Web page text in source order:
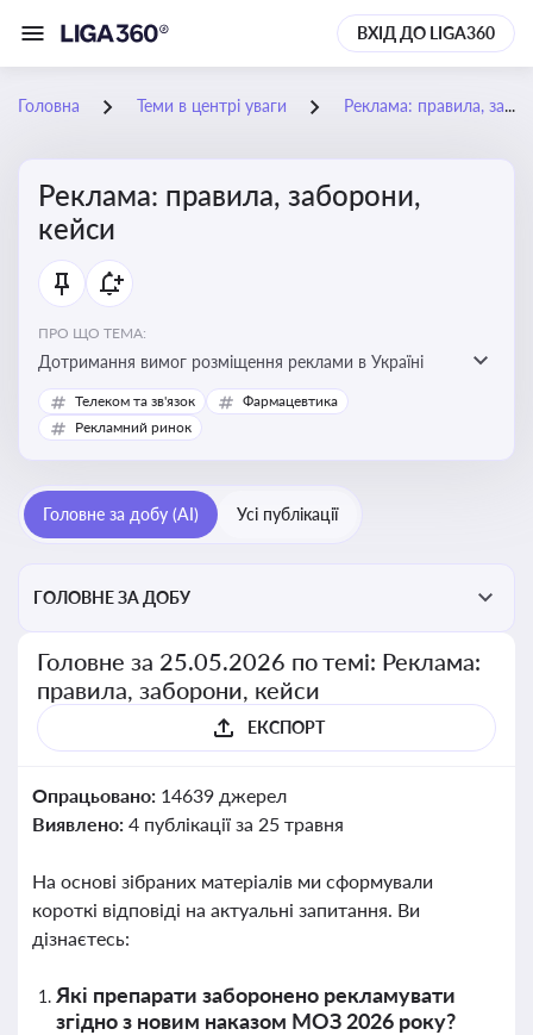
ВХІД ДО LIGA360
Головна Теми в центрі уваги Реклама: правила, заборони, кейси
Реклама: правила, заборони,
кейси
ПРО ЩО ТЕМА:
Дотримання вимог розміщення реклами в Україні
Телеком та зв'язок
Фармацевтика
Рекламний ринок
Головне за добу (AI) Усі публікації
ГОЛОВНЕ ЗА ДОБУ
Головне за 25.05.2026 по темі: Реклама:
правила, заборони, кейси
ЕКСПОРТ
Опрацьовано: 14639 джерел
Виявлено: 4 публікації за 25 травня
На основі зібраних матеріалів ми сформували
короткі відповіді на актуальні запитання. Ви
дізнаєтесь:
Які препарати заборонено рекламувати
згідно з новим наказом МОЗ 2026 року?